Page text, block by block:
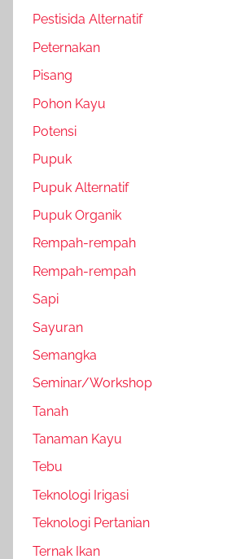
Pestisida Alternatif
Peternakan
Pisang
Pohon Kayu
Potensi
Pupuk
Pupuk Alternatif
Pupuk Organik
Rempah-rempah
Rempah-rempah
Sapi
Sayuran
Semangka
Seminar/Workshop
Tanah
Tanaman Kayu
Tebu
Teknologi Irigasi
Teknologi Pertanian
Ternak Ikan